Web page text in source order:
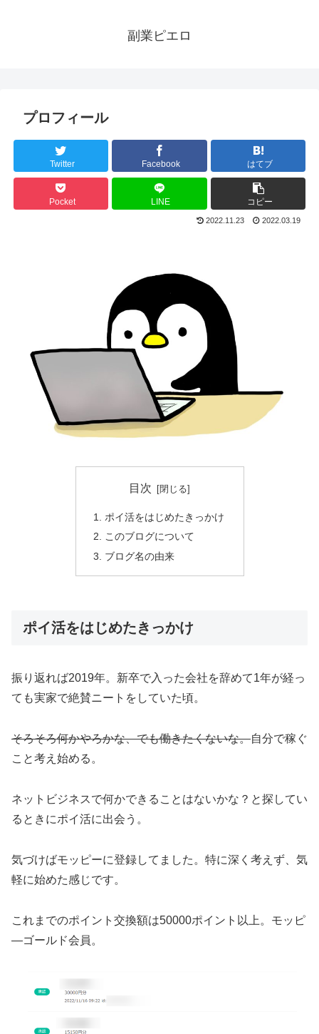
副業ピエロ
プロフィール
Twitter Facebook はてブ
Pocket LINE コピー
2022.11.23 2022.03.19
目次
ポイ活をはじめたきっかけ
このブログについて
ブログ名の由来
ポイ活をはじめたきっかけ
振り返れば2019年。新卒で入った会社を辞めて1年が経っ
ても実家で絶賛ニートをしていた頃。
そろそろ何かやろかな、でも働きたくないな。自分で稼ぐ
こと考え始める。
ネットビジネスで何かできることはないかな？と探してい
るときにポイ活に出会う。
気づけばモッピーに登録してました。特に深く考えず、気
軽に始めた感じです。
これまでのポイント交換額は50000ポイント以上。モッピ
―ゴールド会員。